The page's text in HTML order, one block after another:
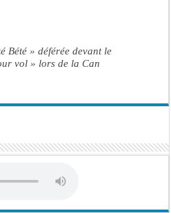
Bété » déférée devant le
vol » lors de la Can